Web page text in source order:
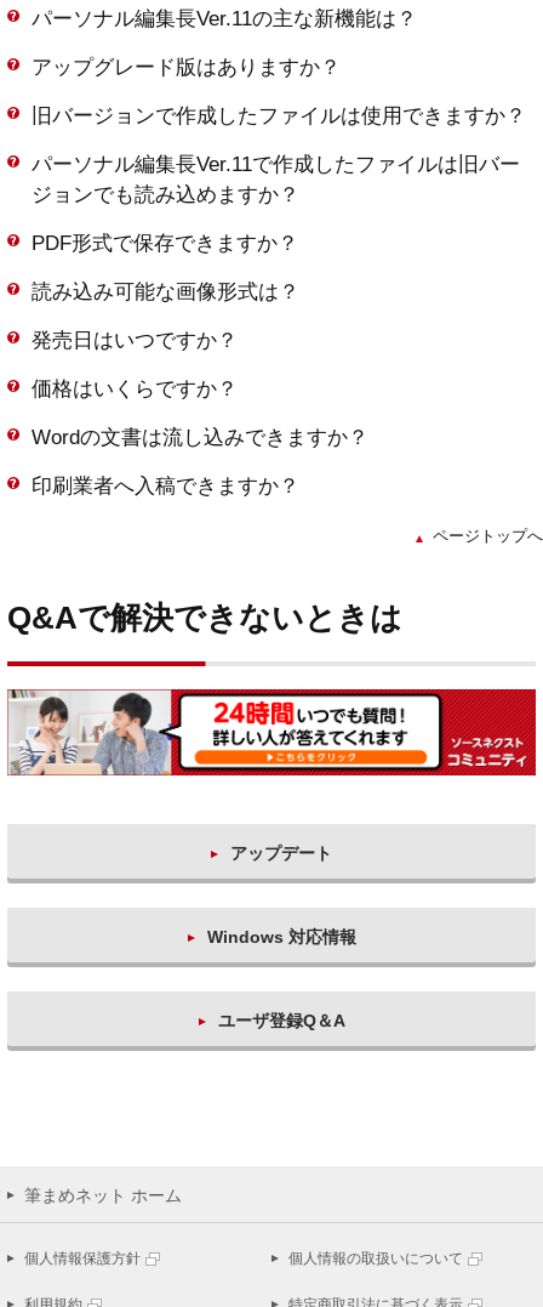
パーソナル編集長Ver.11の主な新機能は？
アップグレード版はありますか？
旧バージョンで作成したファイルは使用できますか？
パーソナル編集長Ver.11で作成したファイルは旧バー
ジョンでも読み込めますか？
PDF形式で保存できますか？
読み込み可能な画像形式は？
発売日はいつですか？
価格はいくらですか？
Wordの文書は流し込みできますか？
印刷業者へ入稿できますか？
ページトップへ
Q&Aで解決できないときは
アップデート
Windows 対応情報
ユーザ登録Q＆A
筆まめネット ホーム
個人情報保護方針 個人情報の取扱いについて